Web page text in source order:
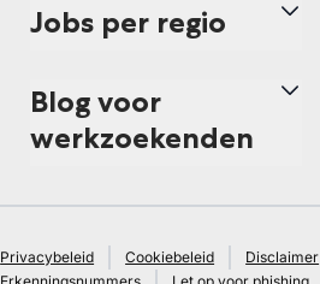
Jobs per regio
Blog voor
werkzoekenden
Privacybeleid Cookiebeleid Disclaimer